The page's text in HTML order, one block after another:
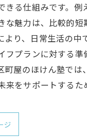
きる仕組みです。
な魅力は、比較的
より、日常生活の中
フプランに対する
町屋のほけん塾で
来をサポートする
ジ